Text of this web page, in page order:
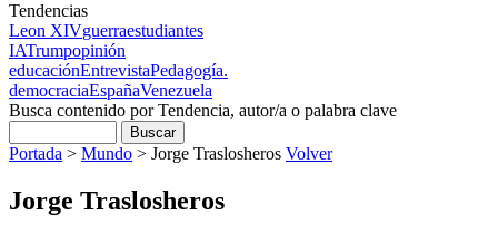
Tendencias
Leon XIVguerraestudiantes
IATrumpopinión
educaciónEntrevistaPedagogía.
democraciaEspañaVenezuela
Busca contenido por Tendencia, autor/a o palabra clave
Portada > Mundo > Jorge Traslosheros Volver
Jorge Traslosheros